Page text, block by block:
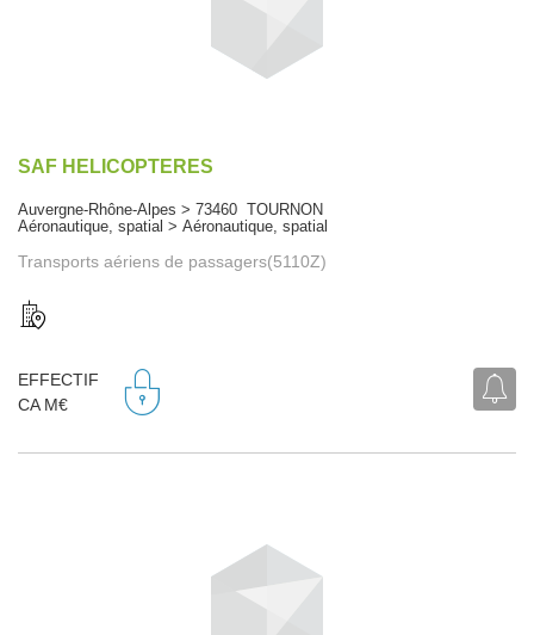
SAF HELICOPTERES
Auvergne-Rhône-Alpes > 73460 TOURNON
Aéronautique, spatial > Aéronautique, spatial
Transports aériens de passagers(5110Z)
EFFECTIF
CA M€